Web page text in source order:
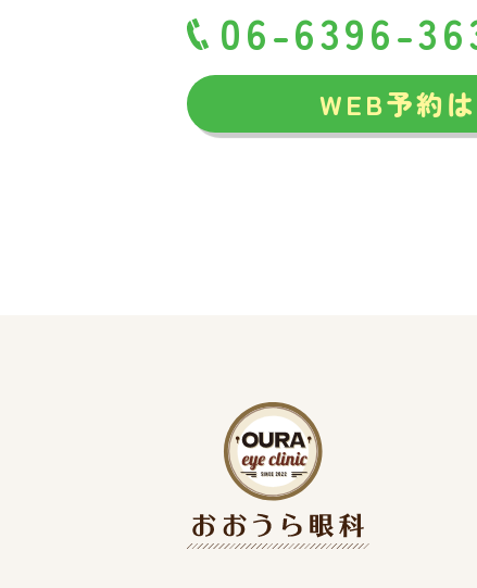
06-6396-
WEB予約